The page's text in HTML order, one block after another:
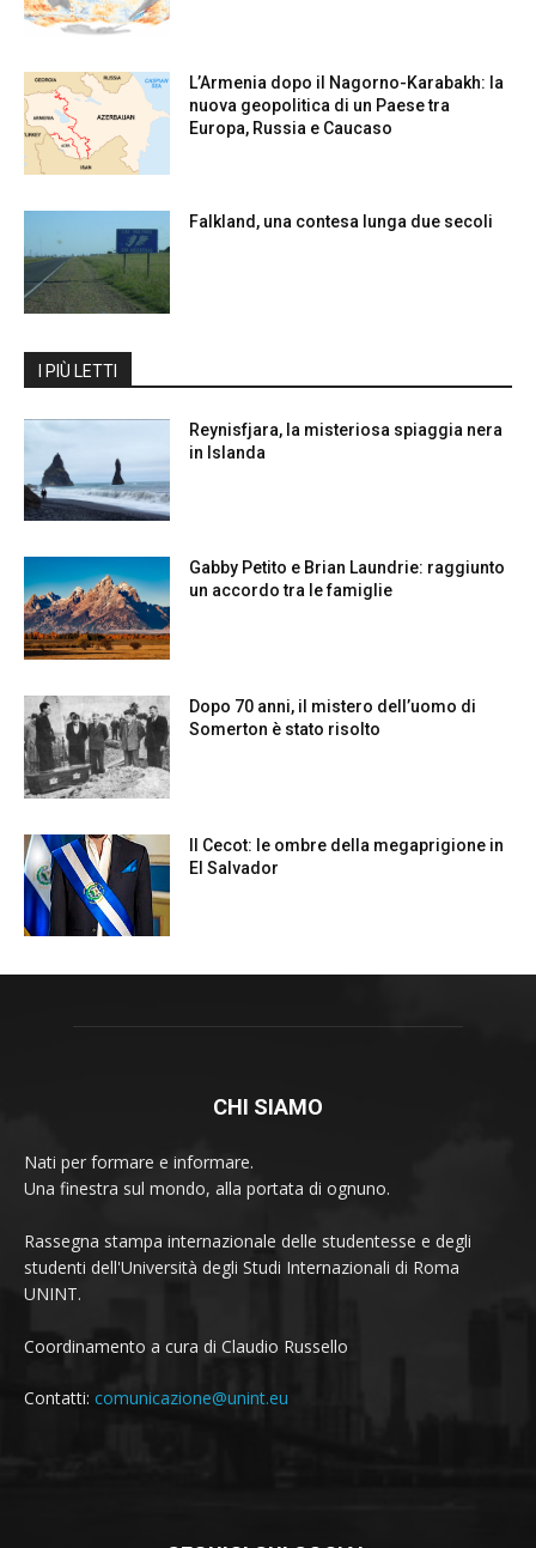
CHI SIAMO
Nati per formare e informare.
Una finestra sul mondo, alla portata di ognuno.
Rassegna stampa internazionale delle studentesse e degli
studenti dell'Università degli Studi Internazionali di Roma
UNINT.
Coordinamento a cura di Claudio Russello
Contatti: comunicazione@unint.eu